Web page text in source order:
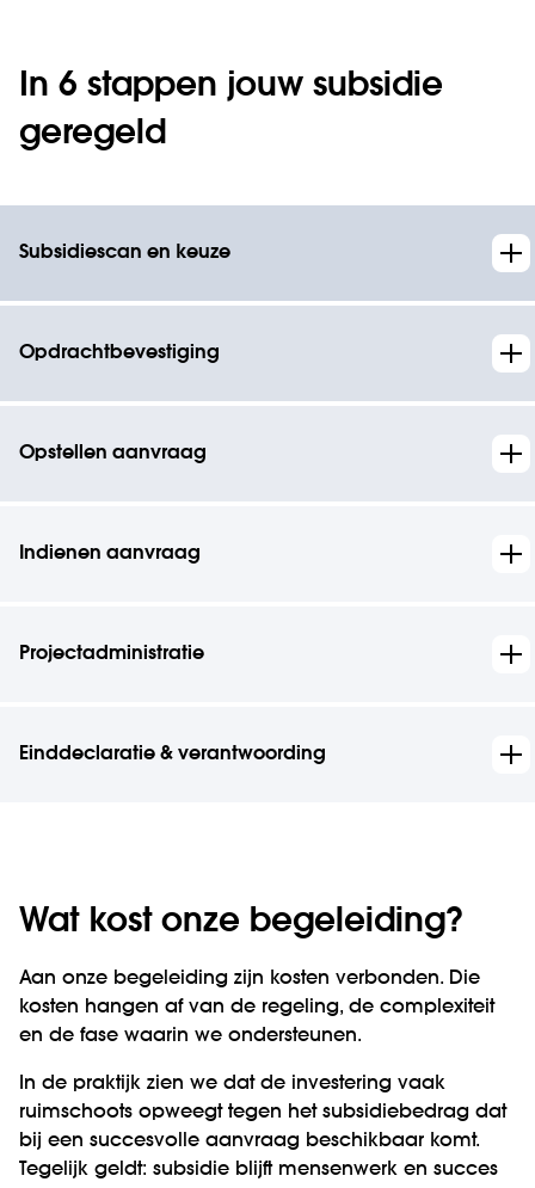
In 6 stappen jouw subsidie
geregeld
Subsidiescan en keuze
Opdrachtbevestiging
Opstellen aanvraag
Indienen aanvraag
Projectadministratie
Einddeclaratie & verantwoording
Wat kost onze begeleiding?
Aan onze begeleiding zijn kosten verbonden. Die
kosten hangen af van de regeling, de complexiteit
en de fase waarin we ondersteunen.
In de praktijk zien we dat de investering vaak
ruimschoots opweegt tegen het subsidiebedrag dat
bij een succesvolle aanvraag beschikbaar komt.
Tegelijk geldt: subsidie blijft mensenwerk en succes